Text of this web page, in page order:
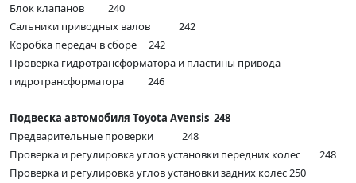
Блок клапанов 240
Сальники приводных валов 242
Коробка передач в сборе 242
Проверка гидротрансформатора и пластины привода
гидротрансформатора 246
Подвеска автомобиля Toyota Avensis 248
Предварительные проверки 248
Проверка и регулировка углов установки передних колес 248
Проверка и регулировка углов установки задних колес 250